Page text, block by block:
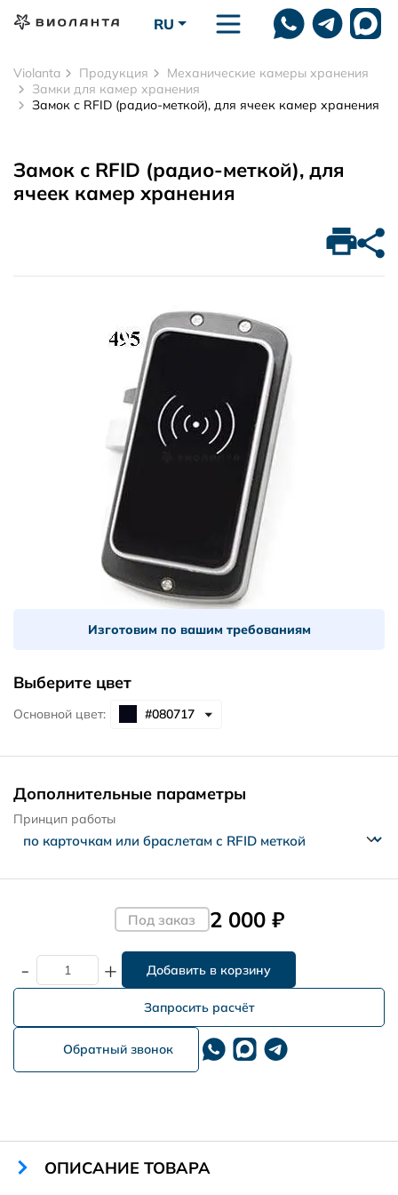
RU
Violanta Продукция
Механические камеры хранения
Замки для камер хранения
Замок с RFID (радио-меткой), для ячеек камер хранения
Замок с RFID (радио-меткой), для
ячеек камер хранения
Изготовим по вашим требованиям
Выберите цвет
Основной цвет:
Дополнительные параметры
Принцип работы
Под заказ 2 000 ₽
- +
Запросить расчёт
Обратный звонок
ОПИСАНИЕ ТОВАРА